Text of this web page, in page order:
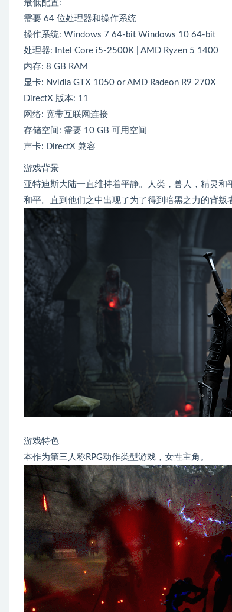
最低配置:
需要 64 位处理器和操作系统
操作系统: Windows 7 64-bit Windows 10 64-bit
处理器: Intel Core i5-2500K | AMD Ryzen 5 1400
内存: 8 GB RAM
显卡: Nvidia GTX 1050 or AMD Radeon R9 270X
DirectX 版本: 11
网络: 宽带互联网连接
存储空间: 需要 10 GB 可用空间
声卡: DirectX 兼容
游戏背景
亚特迪斯大陆一直维持着平静。人类，兽人，精灵
和平。直到他们之中出现了为了得到暗黑之力的背叛
游戏特色
本作为第三人称RPG动作类型游戏，女性主角。